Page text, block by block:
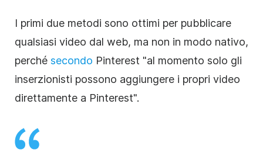
I primi due metodi sono ottimi per pubblicare
qualsiasi video dal web, ma non in modo nativo,
perché secondo Pinterest "al momento solo gli
inserzionisti possono aggiungere i propri video
direttamente a Pinterest".